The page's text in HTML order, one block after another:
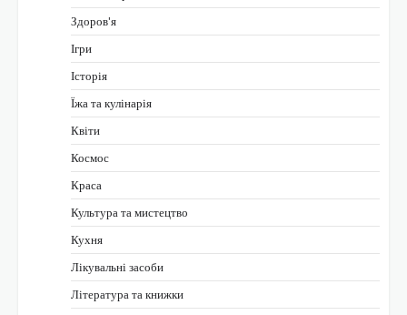
Здоров'я
Ігри
Історія
Їжа та кулінарія
Квіти
Космос
Краса
Культура та мистецтво
Кухня
Лікувальні засоби
Література та книжки